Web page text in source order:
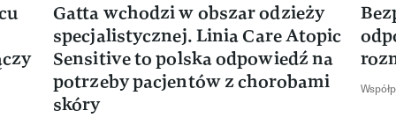
Gatta wchodzi w obszar odzieży
specjalistycznej. Linia Care Atopic
Sensitive to polska odpowiedź na
potrzeby pacjentów z chorobami
skóry